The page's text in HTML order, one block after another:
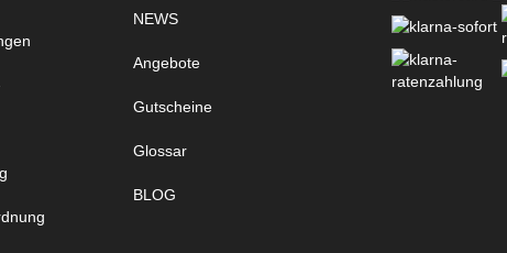
NEWS
Angebote
Gutscheine
Glossar
BLOG